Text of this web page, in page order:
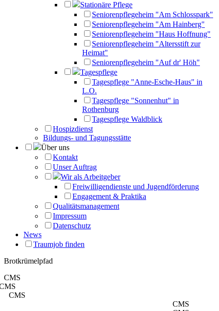
Stationäre Pflege
Seniorenpflegeheim "Am Schlosspark"
Seniorenpflegeheim "Am Hainberg"
Seniorenpflegeheim "Haus Hoffnung"
Seniorenpflegeheim "Altersstift zur
Heimat"
Seniorenpflegeheim "Auf dr' Höh"
Tagespflege
Tagespflege "Anne-Esche-Haus" in
L.O.
Tagespflege "Sonnenhut" in
Rothenburg
Tagespflege Waldblick
Hospizdienst
Bildungs- und Tagungsstätte
Über uns
Kontakt
Unser Auftrag
Wir als Arbeitgeber
Freiwilligendienste und Jugendförderung
Engagement & Praktika
Qualitätsmanagement
Impressum
Datenschutz
News
Traumjob finden
Brotkrümelpfad
CMS
CMS
CMS